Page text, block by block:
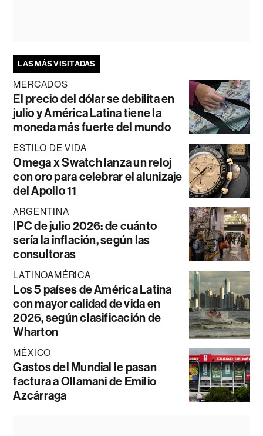
LAS MÁS VISITADAS
MERCADOS
El precio del dólar se debilita en
julio y América Latina tiene la
moneda más fuerte del mundo
ESTILO DE VIDA
Omega x Swatch lanza un reloj
con oro para celebrar el alunizaje
del Apollo 11
ARGENTINA
IPC de julio 2026: de cuánto
sería la inflación, según las
consultoras
LATINOAMÉRICA
Los 5 países de América Latina
con mayor calidad de vida en
2026, según clasificación de
Wharton
MÉXICO
Gastos del Mundial le pasan
factura a Ollamani de Emilio
Azcárraga